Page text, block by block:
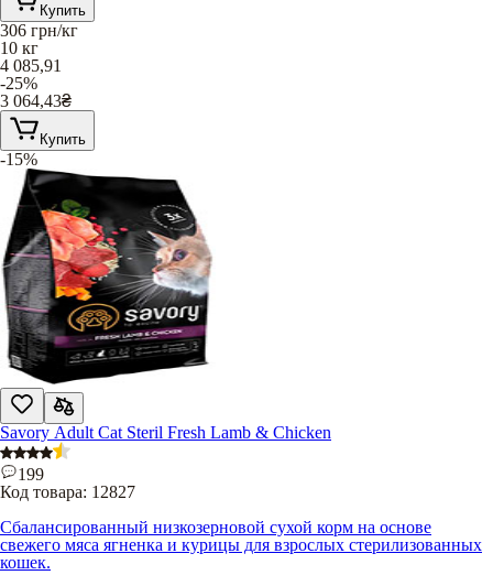
Купить
306 грн/кг
10 кг
4 085,91
-25%
3 064,43₴
Купить
-15%
Savory Adult Cat Steril Fresh Lamb & Chicken
199
Код товара: 12827
Сбалансированный низкозерновой сухой корм на основе
свежего мяса ягненка и курицы для взрослых стерилизованных
кошек.